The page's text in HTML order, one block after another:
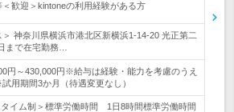
＜歓迎＞kintoneの利用経験がある方
＞ 神奈川県横浜市港北区新横浜1-14-20 光正第二
まで在宅勤務…
円～430,000円※給与は経験・能力を考慮のうえ
用期間3か月（待遇変更なし）
イム制＞標準労働時間 1日8時間標準労働時間